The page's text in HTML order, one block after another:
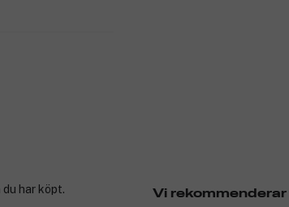
Vi rekommenderar
har köpt.